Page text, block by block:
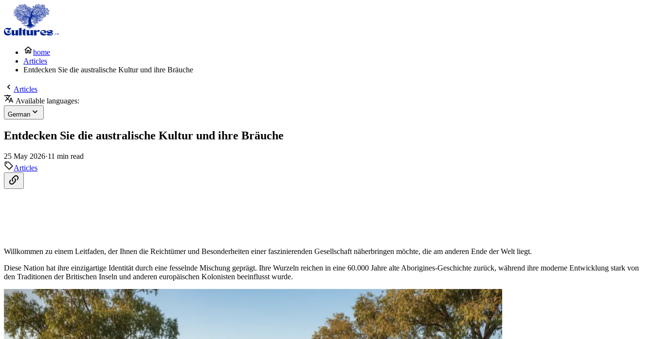
home
Articles
Entdecken Sie die australische Kultur und ihre Bräuche
Articles
Available languages:
German
Entdecken Sie die australische Kultur und ihre Bräuche
25 May 2026·11 min read
Articles
Willkommen zu einem Leitfaden, der Ihnen die Reichtümer und Besonderheiten einer faszinierenden Gesellschaft näherbringen möchte, die am anderen Ende der Welt liegt.
Diese Nation hat ihre einzigartige Identität durch eine fesselnde Mischung geprägt. Ihre Wurzeln reichen in eine 60.000 Jahre alte Aborigines-Geschichte zurück, während ihre moderne Entwicklung stark von
den Traditionen der Britischen Inseln und anderen europäischen Kolonisten beeinflusst wurde.